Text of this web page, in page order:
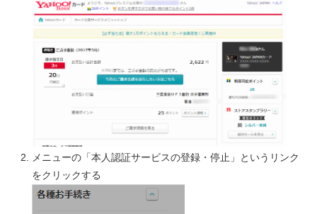
メニューの「本人認証サービスの登録・停止」というリンク
をクリックする